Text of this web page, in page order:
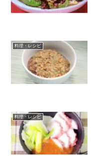
料理・レシピ
料理・レシピ